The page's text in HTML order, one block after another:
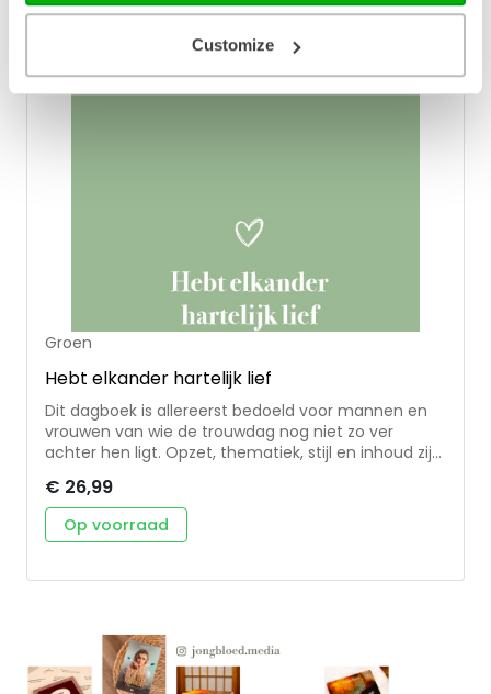
Customize
mogelijk is door het geloof in Christus Jezus. ‘Het
liefdesleven van een christen is een belangrijk
gevechtsterrein. Daar wordt als nergens elders
beslist wie God is: de wereld, het eigen ik en de
duivel, of Christus onze Heere.’
Groen
Hebt elkander hartelijk lief
Dit dagboek is allereerst bedoeld voor mannen en
vrouwen van wie de trouwdag nog niet zo ver
achter hen ligt. Opzet, thematiek, stijl en inhoud zijn
verdieping te mogen aanbrengen in denken,
huwelijks- en gezinsleven. Elf auteurs uit vier
kerkverbanden zetten hun schouders onder dit
inspirerende en praktische bijbeloverdenkingen, en
het begin van hun huwelijksweg. Al met al een
waardevol dagboek om zelf aan te schaffen of om
cadeau te doen.
€ 26,99
Op voorraad